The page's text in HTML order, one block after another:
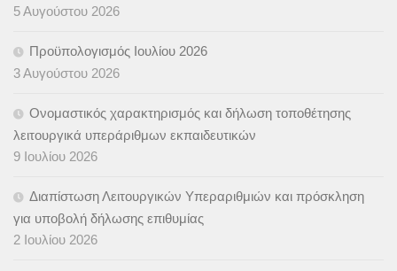
5 Αυγούστου 2026
Προϋπολογισμός Ιουλίου 2026
3 Αυγούστου 2026
Ονομαστικός χαρακτηρισμός και δήλωση τοποθέτησης
λειτουργικά υπεράριθμων εκπαιδευτικών
9 Ιουλίου 2026
Διαπίστωση Λειτουργικών Υπεραριθμιών και πρόσκληση
για υποβολή δήλωσης επιθυμίας
2 Ιουλίου 2026